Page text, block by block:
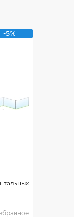
-5%